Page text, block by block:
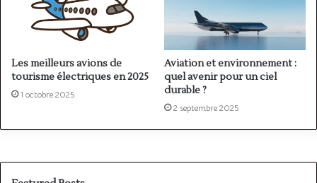
Les meilleurs avions de
tourisme électriques en 2025
1 octobre 2025
Aviation et environnement :
quel avenir pour un ciel
durable ?
2 septembre 2025